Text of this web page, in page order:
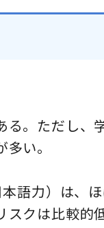
。ただし、
い。
語力）は、
クは比較的低